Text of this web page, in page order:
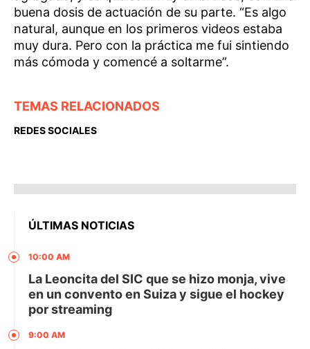
buena dosis de actuación de su parte. “Es algo
natural, aunque en los primeros videos estaba
muy dura. Pero con la práctica me fui sintiendo
más cómoda y comencé a soltarme”.
TEMAS RELACIONADOS
REDES SOCIALES
ÚLTIMAS NOTICIAS
10:00 AM
La Leoncita del SIC que se hizo monja, vive
en un convento en Suiza y sigue el hockey
por streaming
9:00 AM